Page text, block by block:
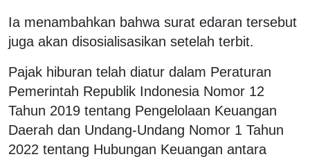
Ia menambahkan bahwa surat edaran tersebut
juga akan disosialisasikan setelah terbit.
Pajak hiburan telah diatur dalam Peraturan
Pemerintah Republik Indonesia Nomor 12
Tahun 2019 tentang Pengelolaan Keuangan
Daerah dan Undang-Undang Nomor 1 Tahun
2022 tentang Hubungan Keuangan antara